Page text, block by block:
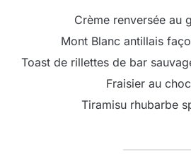
Crème renversée au
Mont Blanc antillais
Toast de rillettes de bar
Fraisier au
Tiramisu rhubarbe